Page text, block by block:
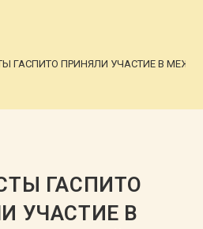
ГАСПИТО ПРИНЯЛИ УЧАСТИЕ В
ГАСПИТО
УЧАСТИЕ В